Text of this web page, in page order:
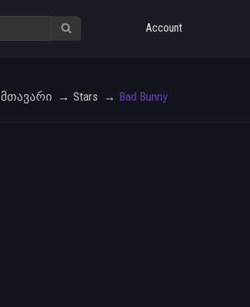
Account
Მთავარი Stars Bad Bunny